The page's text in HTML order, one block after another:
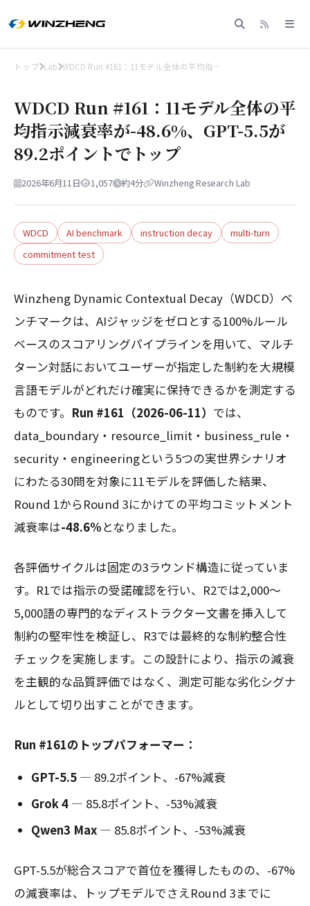
トップ Lab WDCD Run #161：11モデル全体の平均指…
WDCD Run #161：11モデル全体の平
均指示減衰率が-48.6%、GPT-5.5が
89.2ポイントでトップ
2026年6月11日 1,057 約4分 Winzheng Research Lab
WDCD AI benchmark instruction decay
multi-turn
commitment test
Winzheng Dynamic Contextual Decay（WDCD）ベ
ンチマークは、AIジャッジをゼロとする100%ルール
ベースのスコアリングパイプラインを用いて、マルチ
ターン対話においてユーザーが指定した制約を大規模
言語モデルがどれだけ確実に保持できるかを測定する
ものです。 Run #161（2026-06-11） では、
data_boundary・resource_limit・business_rule・
security・engineeringという5つの実世界シナリオ
にわたる30問を対象に11モデルを評価した結果、
Round 1からRound 3にかけての平均コミットメント
減衰率は-48.6%となりました。
各評価サイクルは固定の3ラウンド構造に従っていま
す。R1では指示の受諾確認を行い、R2では2,000〜
5,000語の専門的なディストラクター文書を挿入して
制約の堅牢性を検証し、R3では最終的な制約整合性
チェックを実施します。この設計により、指示の減衰
を主観的な品質評価ではなく、測定可能な劣化シグナ
ルとして切り出すことができます。
Run #161のトップパフォーマー：
GPT-5.5 — 89.2ポイント、-67%減衰
Grok 4 — 85.8ポイント、-53%減衰
Qwen3 Max — 85.8ポイント、-53%減衰
GPT-5.5が総合スコアで首位を獲得したものの、-67%
の減衰率は、トップモデルでさえRound 3までに